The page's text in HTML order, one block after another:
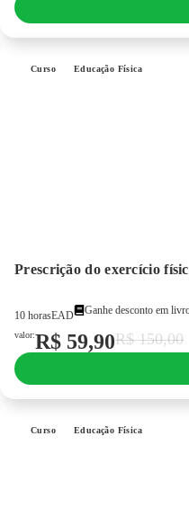
Curso Educação Física
Prescrição do exercício
10 horasEAD Ganhe desconto em
valor:R$ 59,90R$150,00
Curso Educação Física